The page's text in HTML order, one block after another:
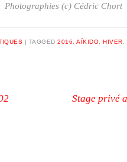
Photographies (c) Cédric Chort
| TAGGED2016 ,AÏKIDO ,HIVER
Stage privé